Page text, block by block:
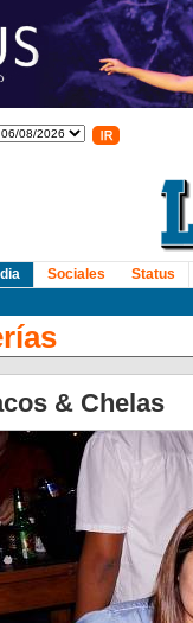
Sociales Status
& Chelas